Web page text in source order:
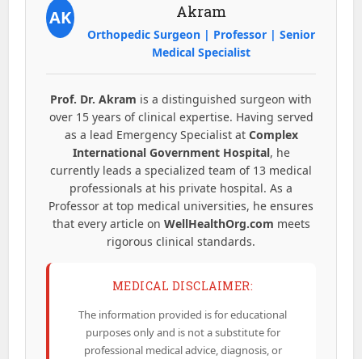
AK
Akram
Orthopedic Surgeon | Professor | Senior
Medical Specialist
Prof. Dr. Akram is a distinguished surgeon with
over 15 years of clinical expertise. Having served
as a lead Emergency Specialist at Complex
International Government Hospital, he
currently leads a specialized team of 13 medical
professionals at his private hospital. As a
Professor at top medical universities, he ensures
that every article on WellHealthOrg.com meets
rigorous clinical standards.
MEDICAL DISCLAIMER:
The information provided is for educational
purposes only and is not a substitute for
professional medical advice, diagnosis, or